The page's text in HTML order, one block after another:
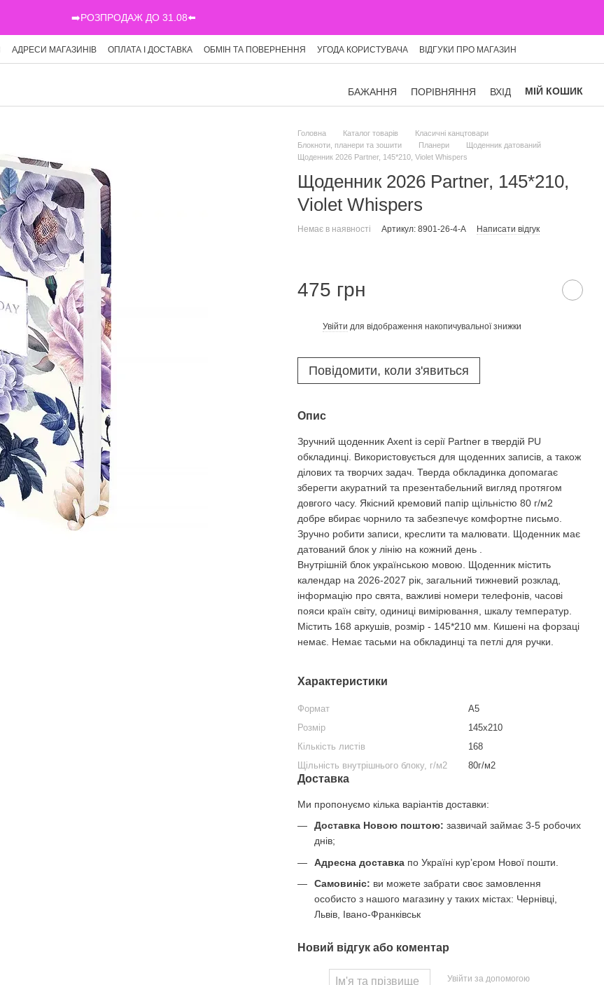
➡️РОЗПРОДАЖ ДО 31.08⬅️
АДРЕСИ МАГАЗИНІВ ОПЛАТА І ДОСТАВКА ОБМІН ТА ПОВЕРНЕННЯ УГОДА КОРИСТУВАЧА
ВІДГУКИ ПРО МАГАЗИН
БАЖАННЯ ПОРІВНЯННЯ ВХІД МІЙ КОШИК
Головна Каталог товарів
Класичні канцтовари
Блокноти, планери та зошити
Планери
Щоденник датований
Щоденник 2026 Partner, 145*210, Violet Whispers
Щоденник 2026 Partner, 145*210,
Violet Whispers
Немає в наявності Артикул: 8901-26-4-A Написати відгук
475 грн
Увійти для відображення накопичувальної знижки
Повідомити, коли з'явиться
Опис
Зручний щоденник Axent із серії Partner в твердій PU
обкладинці. Використовується для щоденних записів, а також
ділових та творчих задач. Тверда обкладинка допомагає
зберегти акуратний та презентабельний вигляд протягом
довгого часу. Якісний кремовий папір щільністю 80 г/м2
добре вбирає чорнило та забезпечує комфортне письмо.
Зручно робити записи, креслити та малювати. Щоденник має
датований блок у лінію на кожний день .
Внутрішній блок українською мовою. Щоденник містить
календар на 2026-2027 рік, загальний тижневий розклад,
інформацію про свята, важливі номери телефонів, часові
пояси країн світу, одиниці вимірювання, шкалу температур.
Містить 168 аркушів, розмір - 145*210 мм. Кишені на форзаці
немає. Немає тасьми на обкладинці та петлі для ручки.
Характеристики
Формат
А5
Розмір
145x210
Кількість листів
168
Щільність внутрішнього блоку, г/м2
80г/м2
Доставка
Ми пропонуємо кілька варіантів доставки:
Доставка Новою поштою: зазвичай займає 3-5 робочих
днів;
Адресна доставка по Україні курʼєром Нової пошти.
Самовиніс: ви можете забрати своє замовлення
особисто з нашого магазину у таких містах: Чернівці,
Львів, Івано-Франківськ
Новий відгук або коментар
Увійти за допомогою